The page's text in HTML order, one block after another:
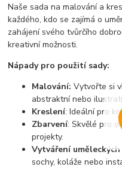
Naše sada na malování a
každého, kdo se zajímá o
zahájení svého tvůrčího
kreativní možnosti.
Nápady pro použití sady:
Malování: Vytvořte si
abstraktní nebo
Kreslení: Ideální pro
Zbarvení: Skvělé pro
projekty.
Vytváření
sochy, koláže nebo